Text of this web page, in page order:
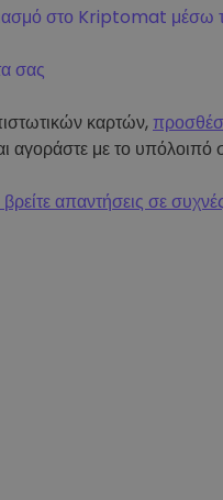
στο Kriptomat μέσω
σας
καρτών,
αγοράστε με το
απαντήσεις σε